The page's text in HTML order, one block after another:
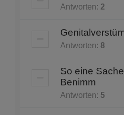
Antworten: 2
Antworten: 8
So eine
Benimm
Antworten: 5